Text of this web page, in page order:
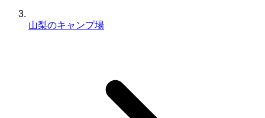
山梨のキャンプ場